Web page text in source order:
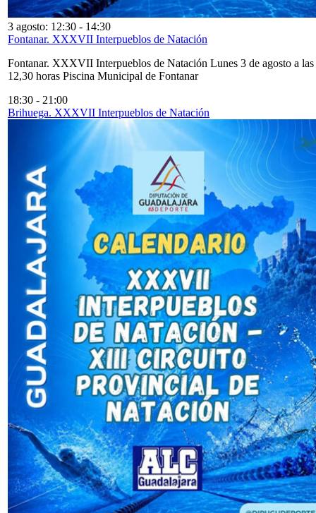
3 agosto: 12:30 - 14:30
Fontanar. XXXVII Interpueblos de Natación
Fontanar. XXXVII Interpueblos de Natación Lunes 3 de agosto a las
12,30 horas Piscina Municipal de Fontanar
18:30 - 21:00
Brihuega. XXXVII Interpueblos de Natación